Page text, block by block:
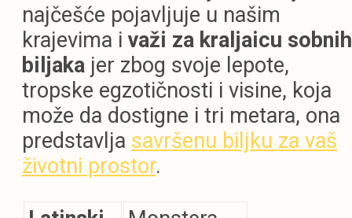
najčešće pojavljuje u našim
krajevima i važi za kraljaicu sobnih
biljaka jer zbog svoje lepote,
tropske egzotičnosti i visine, koja
može da dostigne i tri metara, ona
predstavlja savršenu biljku za vaš
životni prostor.